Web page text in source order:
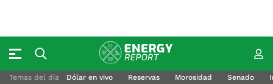
Temas del día Dólar en vivo Reservas Morosidad Senado